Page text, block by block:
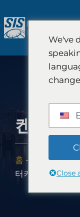
텐
츠
켄터키
홈 - 시장 조사
터키 시장 조사
We've
Close